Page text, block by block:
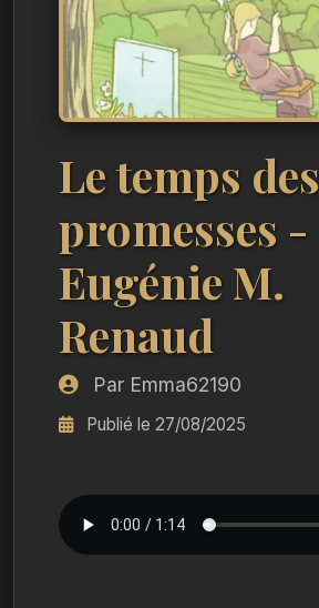
Le temps des
promesses -
Eugénie M.
Renaud
Par Emma62190
Publié le 27/08/2025